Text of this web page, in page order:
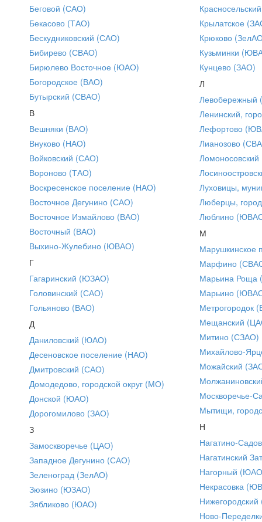
Беговой (САО)
Бекасово (ТАО)
Бескудниковский (САО)
Бибирево (СВАО)
Бирюлево Восточное (ЮАО)
Богородское (ВАО)
Бутырский (СВАО)
В
Вешняки (ВАО)
Внуково (НАО)
Войковский (САО)
Вороново (ТАО)
Воскресенское поселение (НАО)
Восточное Дегунино (САО)
Восточное Измайлово (ВАО)
Восточный (ВАО)
Выхино-Жулебино (ЮВАО)
Г
Гагаринский (ЮЗАО)
Головинский (САО)
Гольяново (ВАО)
Д
Даниловский (ЮАО)
Десеновское поселение (НАО)
Дмитровский (САО)
Домодедово, городской округ (МО)
Донской (ЮАО)
Дорогомилово (ЗАО)
З
Замоскворечье (ЦАО)
Западное Дегунино (САО)
Зеленоград (ЗелАО)
Зюзино (ЮЗАО)
Зябликово (ЮАО)
Крылатское
Крюково
Кузьминки
Кунцево (ЗАО)
Л
Ленинский,
Лефортово
Лианозово
Луховицы,
Люберцы,
Люблино
М
Марушкинское
Марфино
Марьина Роща
Марьино
Метрогородок
Мещанский
Митино (СЗАО)
Михайлово-
Можайский
Москворечье-
Мытищи,
Н
Нагатино-
Нагатинский
Нагорный
Некрасовка
Ново-